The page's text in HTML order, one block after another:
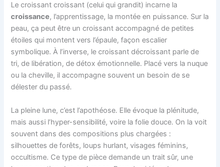
Le croissant croissant (celui qui grandit) incarne la
croissance, l’apprentissage, la montée en puissance. Sur la
peau, ça peut être un croissant accompagné de petites
étoiles qui montent vers l’épaule, façon escalier
symbolique. À l’inverse, le croissant décroissant parle de
tri, de libération, de détox émotionnelle. Placé vers la nuque
ou la cheville, il accompagne souvent un besoin de se
délester du passé.
La pleine lune, c’est l’apothéose. Elle évoque la plénitude,
mais aussi l’hyper-sensibilité, voire la folie douce. On la voit
souvent dans des compositions plus chargées :
silhouettes de forêts, loups hurlant, visages féminins,
occultisme. Ce type de pièce demande un trait sûr, une